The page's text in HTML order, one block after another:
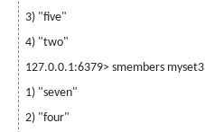
3) "five"
4) "two"
127.0.0.1:6379> smembers myset3
1) "seven"
2) "four"